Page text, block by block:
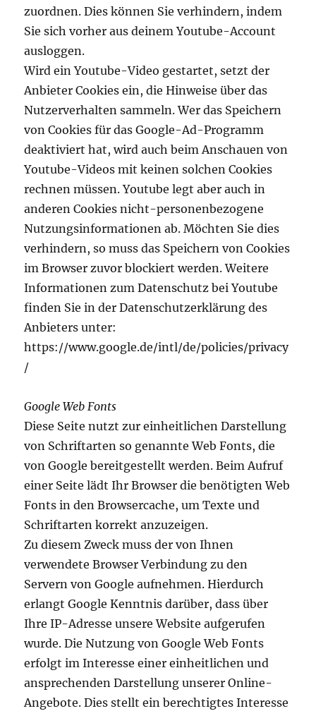
zuordnen. Dies können Sie verhindern, indem
Sie sich vorher aus deinem Youtube-Account
ausloggen.
Wird ein Youtube-Video gestartet, setzt der
Anbieter Cookies ein, die Hinweise über das
Nutzerverhalten sammeln. Wer das Speichern
von Cookies für das Google-Ad-Programm
deaktiviert hat, wird auch beim Anschauen von
Youtube-Videos mit keinen solchen Cookies
rechnen müssen. Youtube legt aber auch in
anderen Cookies nicht-personenbezogene
Nutzungsinformationen ab. Möchten Sie dies
verhindern, so muss das Speichern von Cookies
im Browser zuvor blockiert werden. Weitere
Informationen zum Datenschutz bei Youtube
finden Sie in der Datenschutzerklärung des
Anbieters unter:
https://www.google.de/intl/de/policies/privacy
/
Google Web Fonts
Diese Seite nutzt zur einheitlichen Darstellung
von Schriftarten so genannte Web Fonts, die
von Google bereitgestellt werden. Beim Aufruf
einer Seite lädt Ihr Browser die benötigten Web
Fonts in den Browsercache, um Texte und
Schriftarten korrekt anzuzeigen.
Zu diesem Zweck muss der von Ihnen
verwendete Browser Verbindung zu den
Servern von Google aufnehmen. Hierdurch
erlangt Google Kenntnis darüber, dass über
Ihre IP-Adresse unsere Website aufgerufen
wurde. Die Nutzung von Google Web Fonts
erfolgt im Interesse einer einheitlichen und
ansprechenden Darstellung unserer Online-
Angebote. Dies stellt ein berechtigtes Interesse